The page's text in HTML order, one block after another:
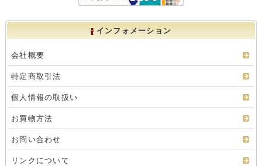
インフォメーション
会社概要
特定商取引法
個人情報の取扱い
お買物方法
お問い合わせ
リンクについて